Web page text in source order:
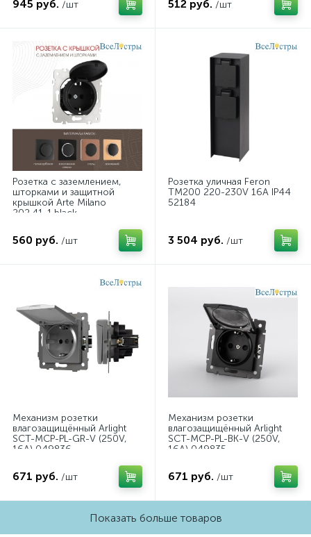
945 руб. /шт 512 руб. /шт
Розетка с заземлением,
шторками и защитной
крышкой Arte Milano
202.41-1.black
560 руб. /шт
Розетка уличная Feron
TM200 220-230V 16A IP44
52184
3 504 руб. /шт
Механизм розетки
влагозащищённый Arlight
SCT-MCP-PL-GR-V (250V,
16A) 049836
671 руб. /шт
Механизм розетки
влагозащищённый Arlight
SCT-MCP-PL-BK-V (250V,
16A) 049835
671 руб. /шт
Показать больше товаров